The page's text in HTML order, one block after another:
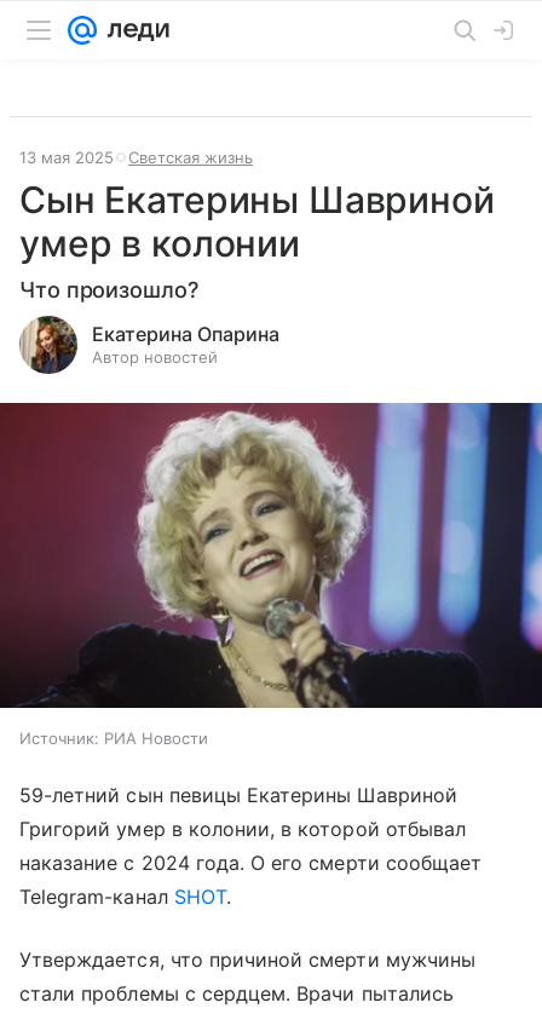
13 мая 2025 Светская жизнь
Сын Екатерины Шавриной
умер в колонии
Что произошло?
Екатерина Опарина
Автор новостей
Источник: РИА Новости
59-летний сын певицы Екатерины Шавриной
Григорий умер в колонии, в которой отбывал
наказание с 2024 года. О его смерти сообщает
Telegram-канал SHOT.
Утверждается, что причиной смерти мужчины
стали проблемы с сердцем. Врачи пытались